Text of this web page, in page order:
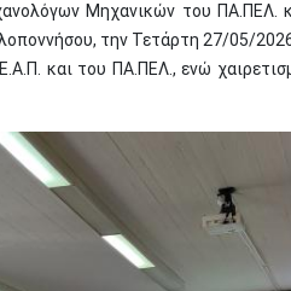
Μηχανικών του ΠΑ.ΠΕΛ.
την Τετάρτη 27/05/
και του ΠΑ.ΠΕΛ., ενώ